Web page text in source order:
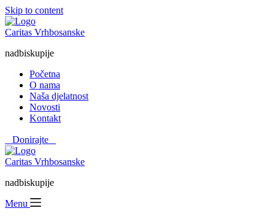
Skip to content
Caritas Vrhbosanske
nadbiskupije
Početna
O nama
Naša djelatnost
Novosti
Kontakt
⠀Donirajte⠀
Caritas Vrhbosanske
nadbiskupije
Menu